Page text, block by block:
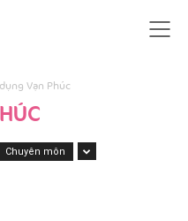
Vạn Phúc
Chuyên môn